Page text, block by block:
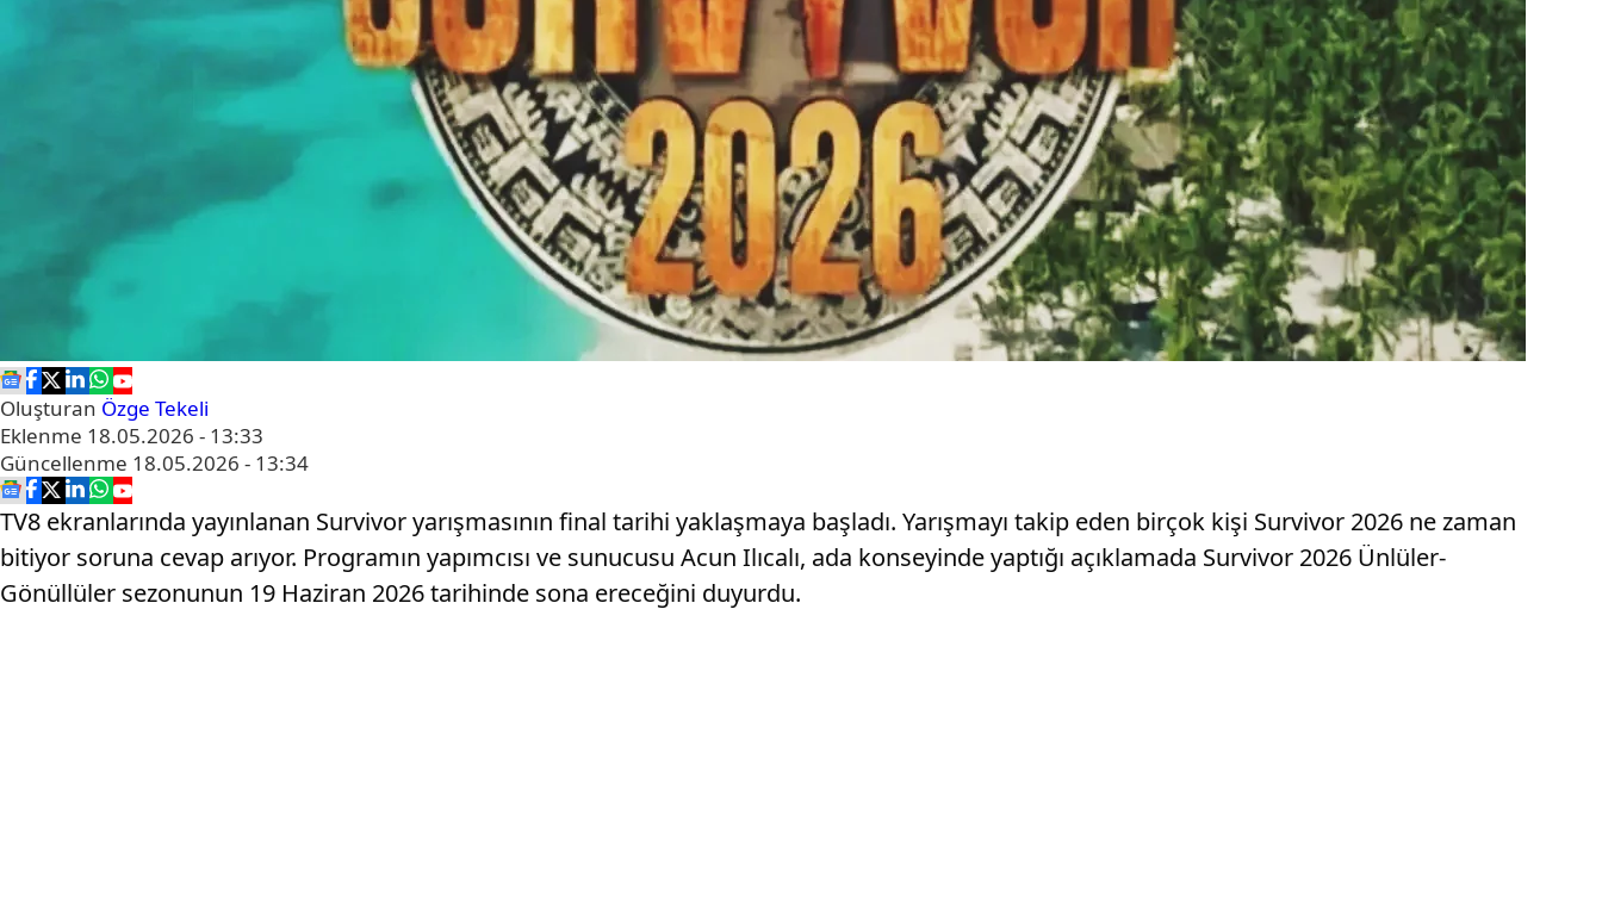
Oluşturan Özge Tekeli
Eklenme 18.05.2026 - 13:33
Güncellenme 18.05.2026 - 13:34
TV8 ekranlarında yayınlanan Survivor yarışmasının final tarihi yaklaşmaya başladı. Yarışmayı takip eden birçok kişi Survivor 2026 ne zaman
bitiyor soruna cevap arıyor. Programın yapımcısı ve sunucusu Acun Ilıcalı, ada konseyinde yaptığı açıklamada Survivor 2026 Ünlüler-
Gönüllüler sezonunun 19 Haziran 2026 tarihinde sona ereceğini duyurdu.